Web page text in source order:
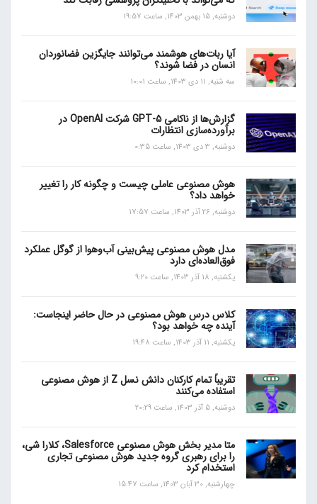
دوشنبه, 15 بهمن 1403, ساعت 19:57
آیا ربات‌های هوشمند می‌توانند جایگزین فضانوردان
انسان در فضا شوند؟
سه شنبه, 11 دی 1403, ساعت 10:01
گزارش‌ها از ناکامی GPT-5 شرکت OpenAI در
برآورده‌سازی انتظارات
دوشنبه, 3 دی 1403, ساعت 0:35
هوش مصنوعی عاملی چیست و چگونه کار را تغییر
خواهد داد؟
دوشنبه, 26 آذر 1403, ساعت 17:57
مدل هوش مصنوعی پیش‌بینی آب‌و‌هوا از گوگل عملکرد
فوق‌العاده‌ای دارد
یکشنبه, 18 آذر 1403, ساعت 9:20
کلاس درس هوش مصنوعی در حال حاضر اینجاست:
آینده چه خواهد بود؟
یکشنبه, 11 آذر 1403, ساعت 19:48
تقریباً تمام کارکنان دانش نسل Z از هوش مصنوعی
استفاده می‌کنند
دوشنبه, 5 آذر 1403, ساعت 20:29
متا مدیر بخش هوش مصنوعی Salesforce، کلارا شی،
را برای رهبری گروه جدید هوش مصنوعی تجاری
استخدام کرد
چهارشنبه, 30 آبان 1403, ساعت 15:47